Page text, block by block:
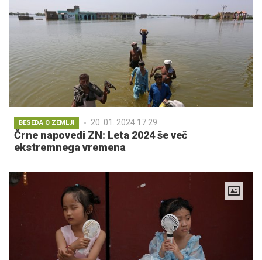
BESEDA O ZEMLJI 20. 01. 2024 17.29
Črne napovedi ZN: Leta 2024 še več
ekstremnega vremena